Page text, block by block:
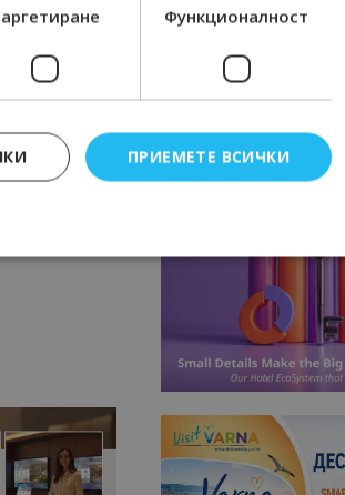
И
ВКЛЮЧИ СЕ
Функционалност
ПРИЕМЕТЕ ВСИЧКИ
на уебсайта, като потребителско влизане и
строго необходими бисквитки.
се използва, за да запомните съгласието
за използването на бисквитки на сайта.